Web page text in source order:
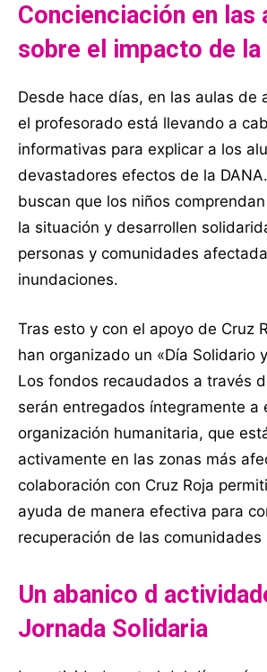
Concienciación en las
sobre el impacto de la
Desde hace días, en las aulas de
el profesorado está llevando a
informativas para explicar a los
devastadores efectos de la
buscan que los niños
la situación y desarrollen
personas y comunidades
inundaciones.
Tras esto y con el apoyo de Cruz
han organizado un «Día Solidario
Los fondos recaudados a través
serán entregados íntegramente a
organización humanitaria, que
activamente en las zonas más
colaboración con Cruz Roja
ayuda de manera efectiva para
recuperación de las comunidades
Un abanico d
Jornada Solidaria